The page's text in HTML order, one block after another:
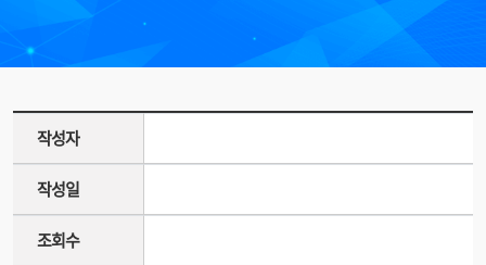
작성자
작성일
조회수